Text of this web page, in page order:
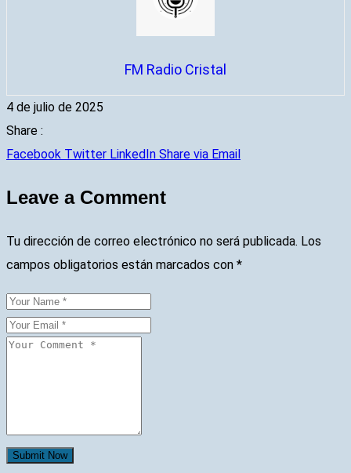
FM Radio Cristal
4 de julio de 2025
Share :
Facebook Twitter LinkedIn Share via Email
Leave a Comment
Tu dirección de correo electrónico no será publicada. Los
campos obligatorios están marcados con *
Submit Now